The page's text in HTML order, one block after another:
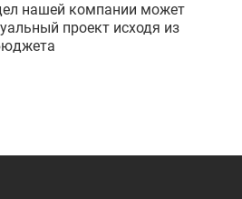
нашей компании может
проект исходя из